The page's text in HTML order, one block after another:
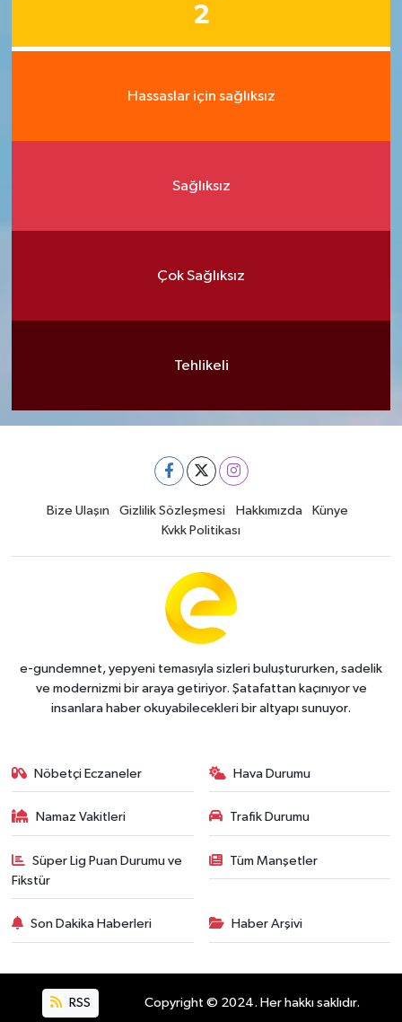
2
Hassaslar için sağlıksız
Sağlıksız
Çok Sağlıksız
Tehlikeli
Bize Ulaşın Gizlilik Sözleşmesi Hakkımızda
Künye
Kvkk Politikası
e-gundemnet, yepyeni temasıyla sizleri buluştururken, sadelik
ve modernizmi bir araya getiriyor. Şatafattan kaçınıyor ve
insanlara haber okuyabilecekleri bir altyapı sunuyor.
Nöbetçi Eczaneler Hava Durumu
Namaz Vakitleri Trafik Durumu
Süper Lig Puan Durumu ve
Fikstür
Tüm Manşetler
Son Dakika Haberleri Haber Arşivi
RSS Copyright © 2024. Her hakkı saklıdır.